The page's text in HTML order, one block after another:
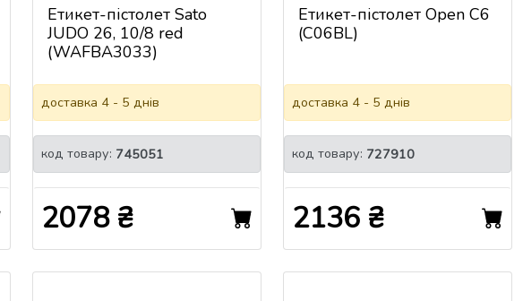
Етикет-пістолет Sato
JUDO 26, 10/8 red
(WAFBA3033)
доставка 4 - 5 днів
код товару: 745051
2078 ₴
Етикет-пістолет Open C6
(C06BL)
доставка 4 - 5 днів
код товару: 727910
2136 ₴